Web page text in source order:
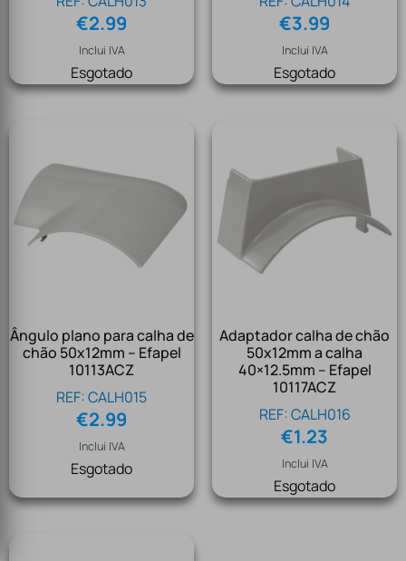
€2.99
Inclui IVA
Esgotado
€3.99
Inclui IVA
Esgotado
Ângulo plano para calha de
chão 50x12mm – Efapel
10113ACZ
REF: CALH015
€2.99
Inclui IVA
Esgotado
Adaptador calha de chão
50x12mm a calha
40×12.5mm – Efapel
10117ACZ
REF: CALH016
€1.23
Inclui IVA
Esgotado